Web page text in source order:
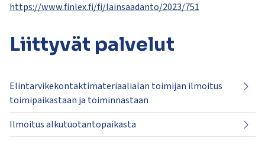
https://www.finlex.fi/fi/lainsaadanto/2023/751
Liittyvät palvelut
Elintarvikekontaktimateriaalialan toimijan ilmoitus
toimipaikastaan ja toiminnastaan
Ilmoitus alkutuotantopaikasta